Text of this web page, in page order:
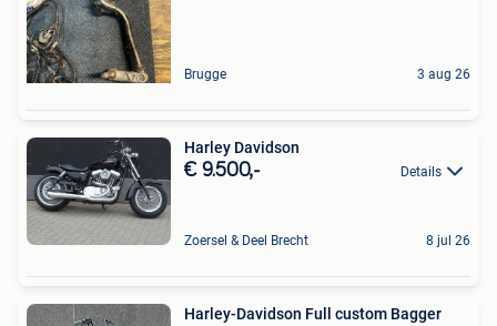
Brugge 3 aug 26
Harley Davidson
€ 9.500,- Details
Zoersel & Deel Brecht 8 jul 26
Harley-Davidson Full custom Bagger